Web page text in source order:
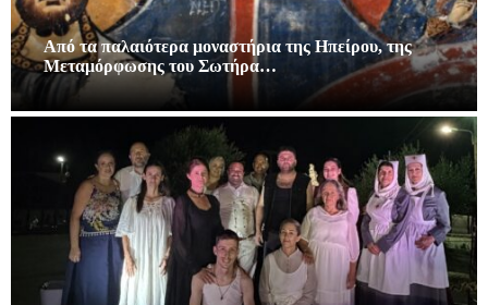
Από τα παλαιότερα μοναστήρια της Ηπείρου, της
Μεταμόρφωσης του Σωτήρα…